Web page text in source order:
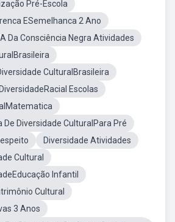
Pré-Escola
ESemelhanca 2 Ano
Da Consciência Negra Atividades
CulturalBrasileira
Escolas
De Diversidade CulturalPara Pré
Diversidade Atividades
Cultural
Infantil
Cultural
3 Anos